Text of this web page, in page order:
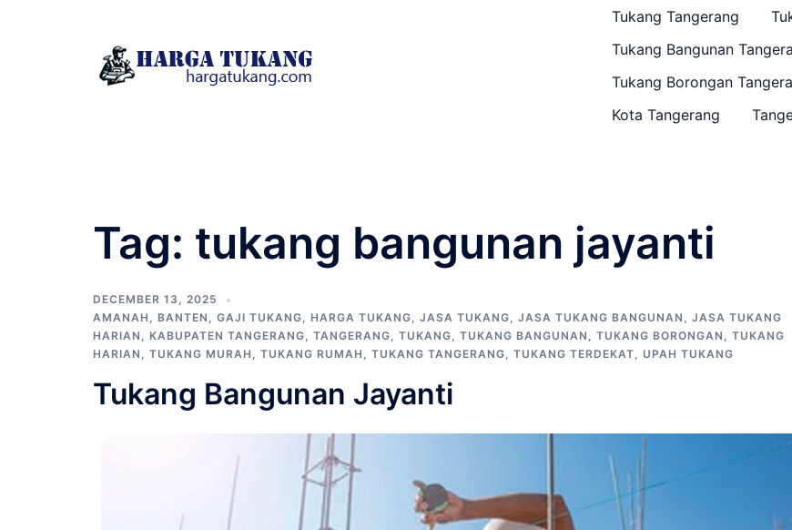
Tukang Tangerang
Tukang Bangunan
Tukang Borongan
Kota Tangerang
Tag: tukang bangunan jayanti
DECEMBER 13, 2025
AMANAH , BANTEN , GAJI TUKANG, HARGA TUKANG, JASA TUKANG, JASA TUKANG BANGUNAN , JASA TUKANG
HARIAN , KABUPATEN TANGERANG, TANGERANG, TUKANG, TUKANG BANGUNAN , TUKANG BORONGAN , TUKANG
HARIAN , TUKANG MURAH , TUKANG RUMAH , TUKANG TANGERANG, TUKANG TERDEKAT, UPAH TUKANG
Tukang Bangunan Jayanti